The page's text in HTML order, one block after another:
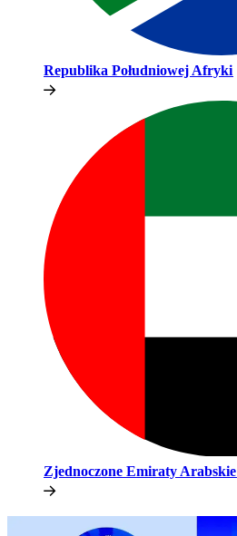
Republika Południowej Afryki​​
Zjednoczone Emiraty Arabskie​​